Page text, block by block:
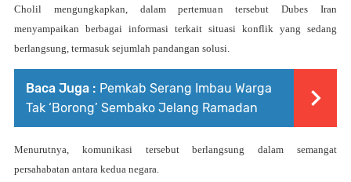
Cholil mengungkapkan, dalam pertemuan tersebut Dubes Iran
menyampaikan berbagai informasi terkait situasi konflik yang sedang
berlangsung, termasuk sejumlah pandangan solusi.
Baca Juga : Pemkab Serang Imbau Warga
Tak ‘Borong’ Sembako Jelang Ramadan
Menurutnya, komunikasi tersebut berlangsung dalam semangat
persahabatan antara kedua negara.